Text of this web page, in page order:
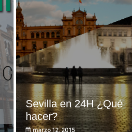
Sevilla en 24H ¿Qué
hacer?
marzo 12, 2015